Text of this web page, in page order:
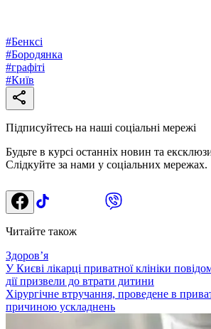
#Бенксі
#Бородянка
#графіті
#Київ
Підписуйтесь на наші соціальні мережі
Будьте в курсі останніх новин та
Слідкуйте за нами у соціальних мережах.
Читайте також
Здоровʼя
У Києві лікарці приватної клініки
дії призвели до втрати дитини
Хірургічне втручання, проведене в
причиною ускладнень